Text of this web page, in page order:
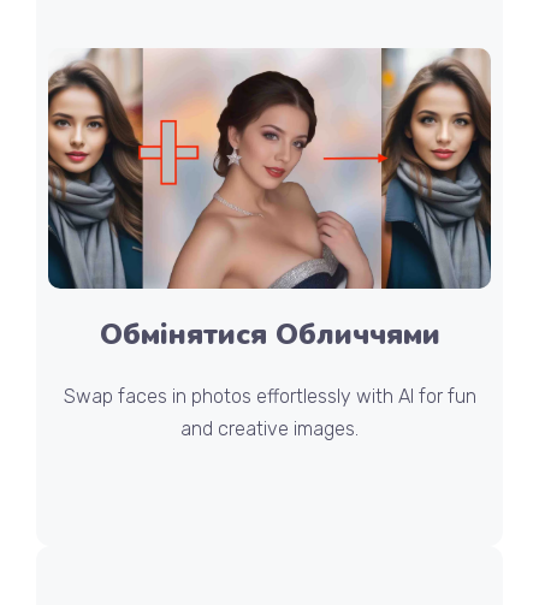
Обмінятися Обличчями
Swap faces in photos effortlessly with AI for fun
and creative images.